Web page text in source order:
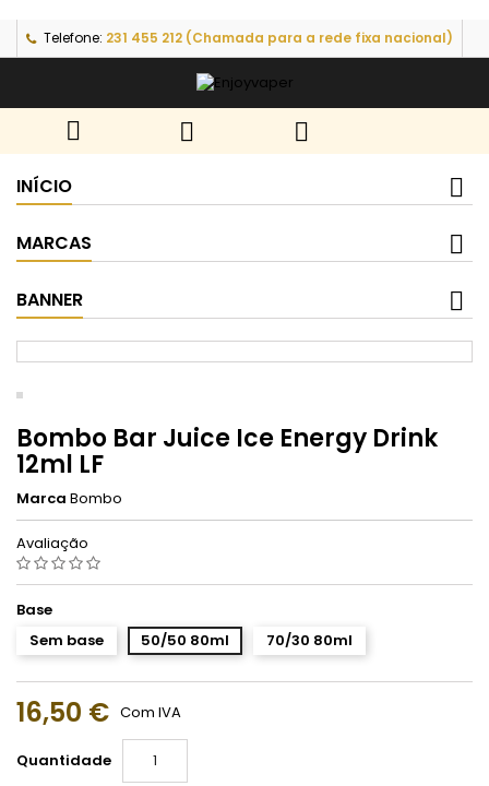
Telefone: 231 455 212 (Chamada para a rede fixa nacional)
  
INÍCIO
MARCAS
BANNER
Bombo Bar Juice Ice Energy Drink
12ml LF
Marca Bombo
Avaliação
Base
Sem base
50/50 80ml 70/30 80ml
16,50 € Com IVA
Quantidade